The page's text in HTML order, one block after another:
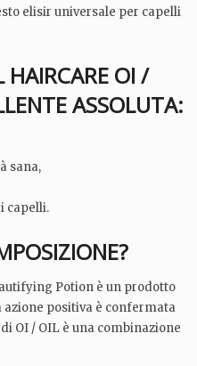
elisir universale per capelli
HAIRCARE OI /
ASSOLUTA:
sana,
capelli.
Potion è un prodotto
positiva è confermata
OI / OIL è una combinazione